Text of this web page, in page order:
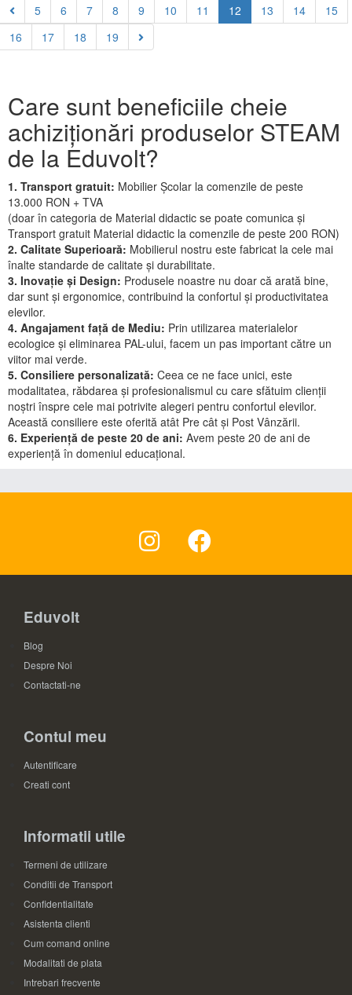
5 6 7 8 9 10 11 12 13 14
15
16
17 18 19
Care sunt beneficiile cheie
achiziționări produselor STEAM
de la Eduvolt?
1. Transport gratuit: Mobilier Școlar la comenzile de peste
13.000 RON + TVA
(doar în categoria de Material didactic se poate comunica și
Transport gratuit Material didactic la comenzile de peste 200 RON)
2. Calitate Superioară: Mobilierul nostru este fabricat la cele mai
înalte standarde de calitate și durabilitate.
3. Inovație și Design: Produsele noastre nu doar că arată bine,
dar sunt și ergonomice, contribuind la confortul și productivitatea
elevilor.
4. Angajament față de Mediu: Prin utilizarea materialelor
ecologice și eliminarea PAL-ului, facem un pas important către un
viitor mai verde.
5. Consiliere personalizată: Ceea ce ne face unici, este
modalitatea, răbdarea și profesionalismul cu care sfătuim clienții
noștri înspre cele mai potrivite alegeri pentru confortul elevilor.
Această consiliere este oferită atât Pre cât și Post Vânzării.
6. Experiență de peste 20 de ani: Avem peste 20 de ani de
experiență în domeniul educațional.
Eduvolt
Blog
Despre Noi
Contactati-ne
Contul meu
Autentificare
Creati cont
Informatii utile
Termeni de utilizare
Conditii de Transport
Confidentialitate
Asistenta clienti
Cum comand online
Modalitati de plata
Intrebari frecvente